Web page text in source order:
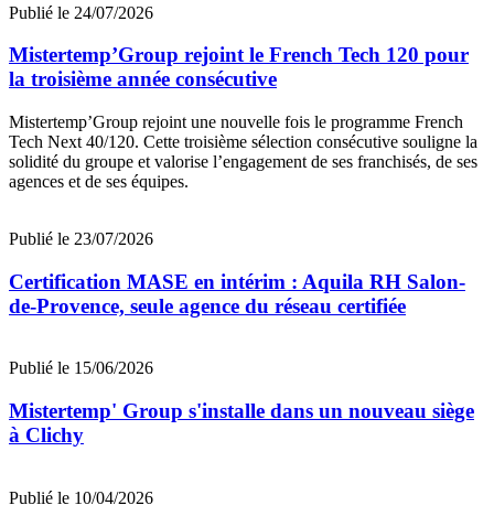
Publié le 24/07/2026
Mistertemp’Group rejoint le French Tech 120 pour
la troisième année consécutive
Mistertemp’Group rejoint une nouvelle fois le programme French
Tech Next 40/120. Cette troisième sélection consécutive souligne la
solidité du groupe et valorise l’engagement de ses franchisés, de ses
agences et de ses équipes.
Publié le 23/07/2026
Certification MASE en intérim : Aquila RH Salon-
de-Provence, seule agence du réseau certifiée
Publié le 15/06/2026
Mistertemp' Group s'installe dans un nouveau siège
à Clichy
Publié le 10/04/2026